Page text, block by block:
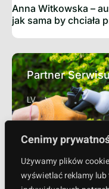
Cenimy
Używamy plików
wyświetlać reklamy
Anna Witkowska –
jak sama by chciała
Partner
LV
Sprawdź